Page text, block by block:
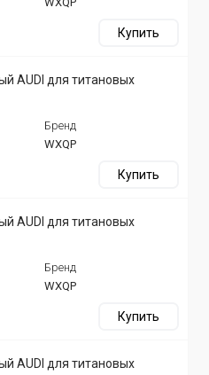
Купить
AUDI для титановых
Бренд
WXQP
Купить
AUDI для титановых
Бренд
WXQP
Купить
AUDI для титановых